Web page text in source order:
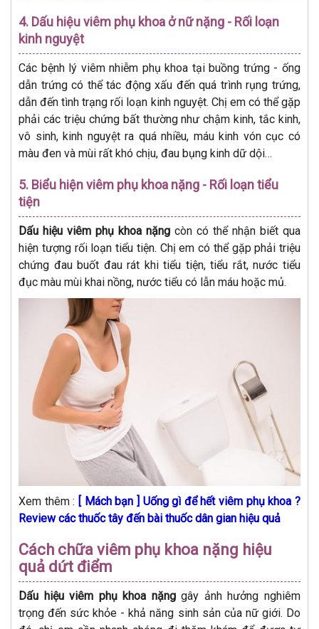
4. Dấu hiệu viêm phụ khoa ở nữ nặng - Rối loạn
kinh nguyệt
Các bệnh lý viêm nhiễm phụ khoa tại buồng trứng - ống
dẫn trứng có thể tác động xấu đến quá trình rụng trứng,
dẫn đến tình trạng rối loạn kinh nguyệt. Chị em có thể gặp
phải các triệu chứng bất thường như chậm kinh, tắc kinh,
vô sinh, kinh nguyệt ra quá nhiều, máu kinh vón cục có
màu đen và mùi rất khó chịu, đau bụng kinh dữ dội…
5. Biểu hiện viêm phụ khoa nặng - Rối loạn tiểu
tiện
Dấu hiệu viêm phụ khoa nặng còn có thể nhận biết qua
hiện tượng rối loạn tiểu tiện. Chị em có thể gặp phải triệu
chứng đau buốt đau rát khi tiểu tiện, tiểu rắt, nước tiểu
đục màu mùi khai nồng, nước tiểu có lẫn máu hoặc mủ.
Xem thêm : [ Mách bạn ] Uống gì để hết viêm phụ khoa ?
Review các thuốc tây đến bài thuốc dân gian hiệu quả
Cách chữa viêm phụ khoa nặng hiệu
quả dứt điểm
Dấu hiệu viêm phụ khoa nặnggây ảnh hưởng nghiêm
trọng đến sức khỏe - khả năng sinh sản của nữ giới. Do